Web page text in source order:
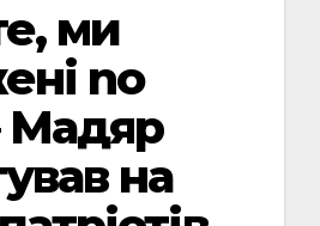
ми
no
Мадяр
на